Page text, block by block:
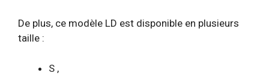
De plus, ce modèle LD est disponible en plusieurs
taille :
S ,